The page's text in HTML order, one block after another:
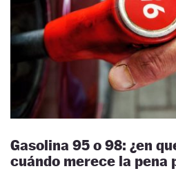
Gasolina 95 o 98: ¿en
cuándo merece la pena